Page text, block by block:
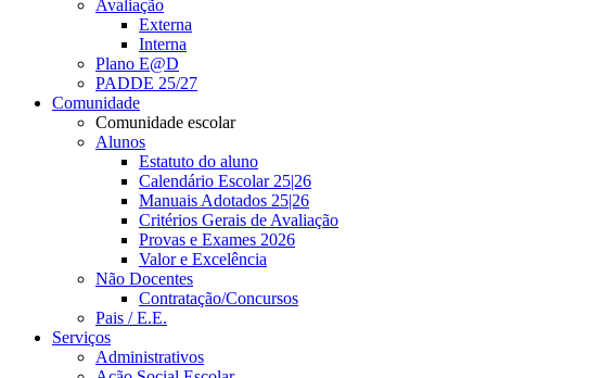
Avaliação
Externa
Interna
Plano E@D
PADDE 25/27
Comunidade
Comunidade escolar
Alunos
Estatuto do aluno
Calendário Escolar 25|26
Manuais Adotados 25|26
Critérios Gerais de Avaliação
Provas e Exames 2026
Valor e Excelência
Não Docentes
Contratação/Concursos
Pais / E.E.
Serviços
Administrativos